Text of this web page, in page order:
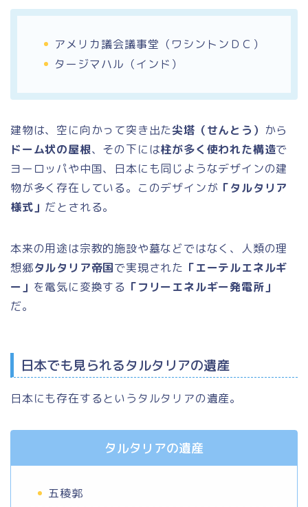
アメリカ議会議事堂（ワシントンＤＣ）
タージマハル（インド）
建物は、空に向かって突き出た尖塔（せんとう） から
ドーム状の屋根、その下には柱が多く使われた構造で
ヨーロッパや中国、日本にも同じようなデザインの建
物が多く存在している。このデザインが 「タルタリア
様式」 だとされる。
本来の用途は宗教的施設や墓などではなく、人類の理
想郷タルタリア帝国で実現された 「エーテルエネルギ
ー」 を電気に変換する 「フリーエネルギー発電所」
だ。
日本でも見られるタルタリアの遺産
日本にも存在するというタルタリアの遺産。
タルタリアの遺産
五稜郭